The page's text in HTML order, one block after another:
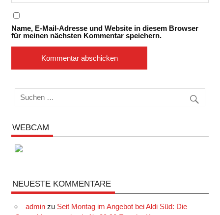
Name, E-Mail-Adresse und Website in diesem Browser
für meinen nächsten Kommentar speichern.
WEBCAM
NEUESTE KOMMENTARE
adminzu Seit Montag im Angebot bei Aldi Süd: Die